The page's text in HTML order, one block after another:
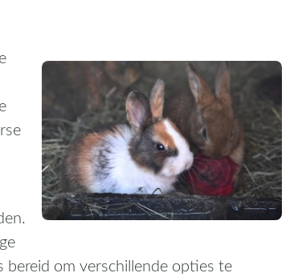
om verschillende opties te